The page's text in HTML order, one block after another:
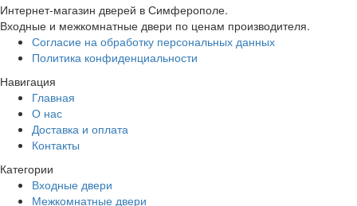
Интернет-магазин дверей в Симферополе.
Входные и межкомнатные двери по ценам производителя.
Согласие на обработку персональных данных
Политика конфиденциальности
Навигация
Главная
О нас
Доставка и оплата
Контакты
Категории
Входные двери
Межкомнатные двери